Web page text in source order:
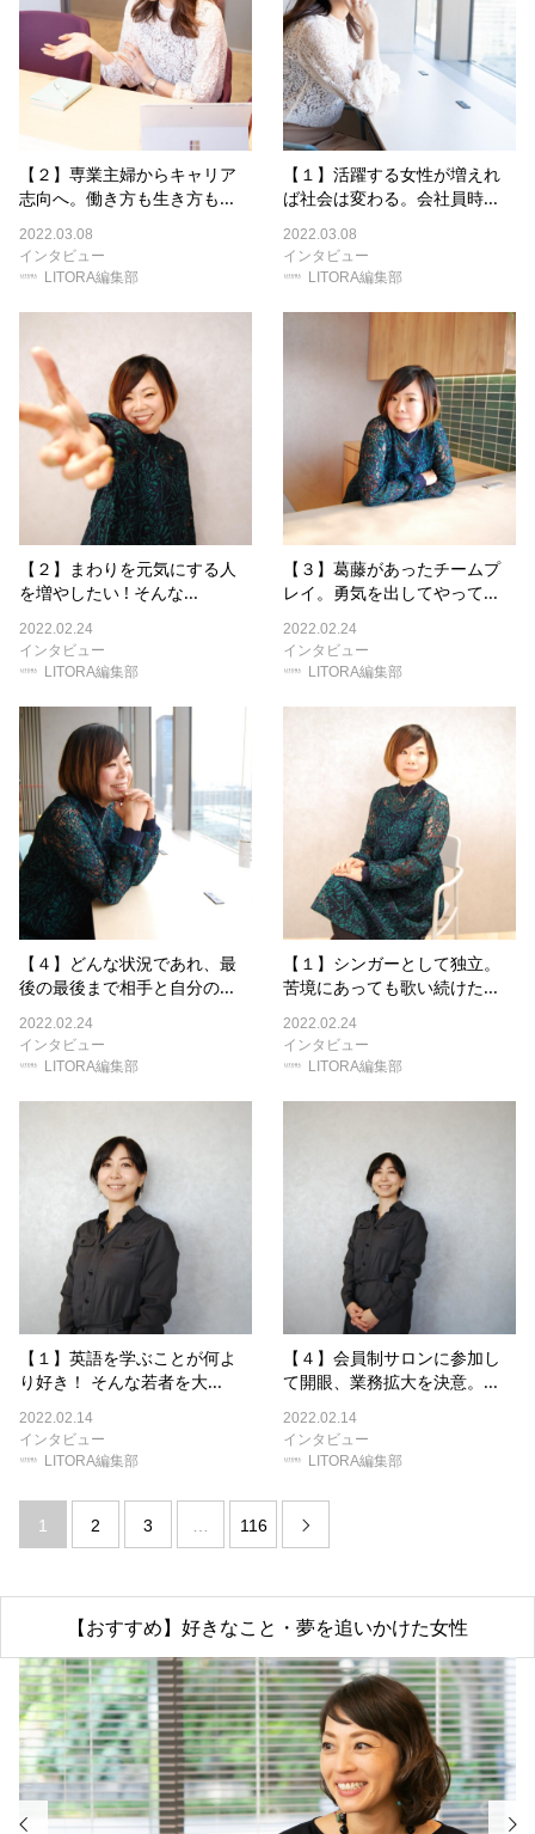
【２】専業主婦からキャリア
志向へ。働き方も生き方も...
2022.03.08
インタビュー
LITORA編集部
【１】活躍する女性が増えれ
ば社会は変わる。会社員時...
2022.03.08
インタビュー
LITORA編集部
【２】まわりを元気にする人
を増やしたい ! そんな...
2022.02.24
インタビュー
LITORA編集部
【３】葛藤があったチームプ
レイ。勇気を出してやって...
2022.02.24
インタビュー
LITORA編集部
【４】どんな状況であれ、最
後の最後まで相手と自分の...
2022.02.24
インタビュー
LITORA編集部
【１】シンガーとして独立。
苦境にあっても歌い続けた...
2022.02.24
インタビュー
LITORA編集部
【１】英語を学ぶことが何よ
り好き！ そんな若者を大...
2022.02.14
インタビュー
LITORA編集部
【４】会員制サロンに参加し
て開眼、業務拡大を決意。...
2022.02.14
インタビュー
LITORA編集部
1 2 3 … 116 
【おすすめ】好きなこと・夢を追いかけた女性
 